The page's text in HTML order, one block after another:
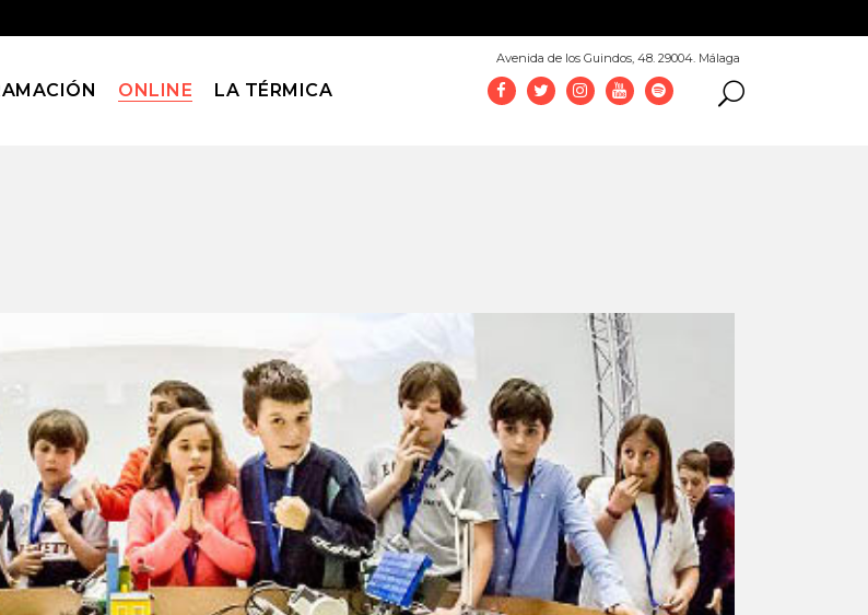
Avenida de los Guindos, 48. 29004. Málaga
ONLINE LA TÉRMICA